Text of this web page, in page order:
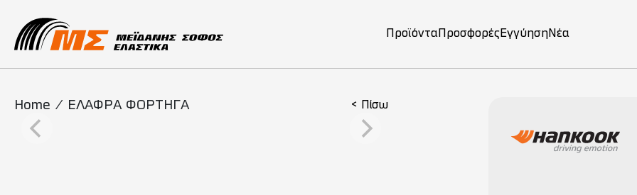
Main Navigation
Προϊόντα Προσφορές Εγγύηση Νέα
Home / ΕΛΑΦΡΑ ΦΟΡΤΗΓΑ < Πίσω